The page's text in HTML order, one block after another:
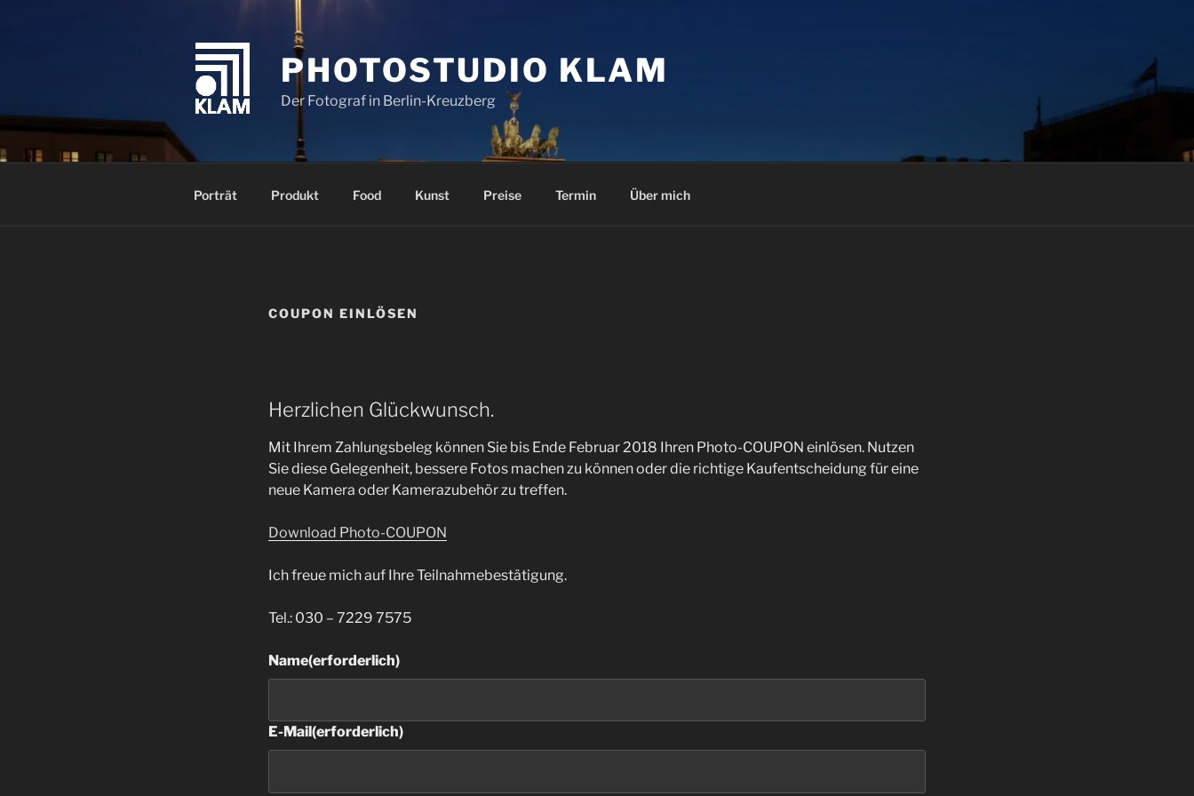
PHOTOSTUDIO KLAM
Der Fotograf in Berlin-Kreuzberg
Porträt Produkt Food Kunst Preise Termin Über mich
COUPON EINLÖSEN
Herzlichen Glückwunsch.
Mit Ihrem Zahlungsbeleg können Sie bis Ende Februar 2018 Ihren Photo-COUPON einlösen. Nutzen
Sie diese Gelegenheit, bessere Fotos machen zu können oder die richtige Kaufentscheidung für eine
neue Kamera oder Kamerazubehör zu treffen.
Download Photo-COUPON
Ich freue mich auf Ihre Teilnahmebestätigung.
Tel.: 030 – 7229 7575
Name(erforderlich)
E-Mail(erforderlich)